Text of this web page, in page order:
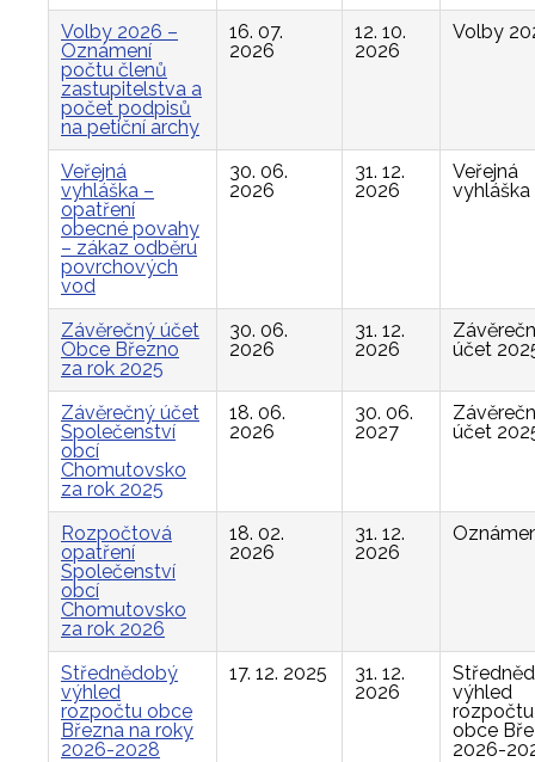
Volby 2026 –
Oznámení
počtu členů
zastupitelstva a
počet podpisů
na petiční archy
16. 07.
2026
12. 10.
2026
Volby
Veřejná
vyhláška –
opatření
obecné povahy
– zákaz odběru
povrchových
vod
30. 06.
2026
31. 12.
2026
Veřejná
vyhláška
Závěrečný účet
Obce Březno
za rok 2025
30. 06.
2026
31. 12.
2026
účet
Závěrečný účet
Společenství
obcí
Chomutovsko
za rok 2025
18. 06.
2026
30. 06.
2027
účet
Rozpočtová
opatření
Společenství
obcí
Chomutovsko
za rok 2026
18. 02.
2026
31. 12.
2026
Střednědobý
výhled
rozpočtu obce
Března na roky
2026-2028
17. 12. 2025
31. 12.
2026
výhled
rozpočtu
obce
2026-